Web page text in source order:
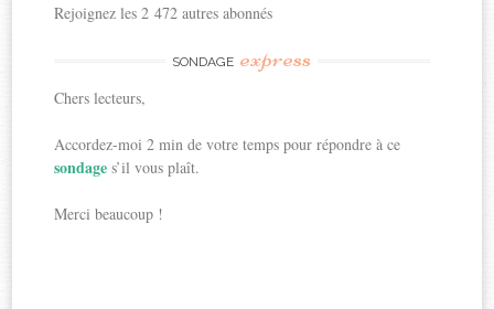
Rejoignez les 2 472 autres abonnés
SONDAGE express
Chers lecteurs,
Accordez-moi 2 min de votre temps pour répondre à ce
sondages’il vous plaît.
Merci beaucoup !